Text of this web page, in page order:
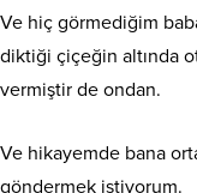
Ve hiç görmediğim
diktiği çiçeğin altında
vermiştir de ondan.
Ve hikayemde bana
göndermek istiyorum.